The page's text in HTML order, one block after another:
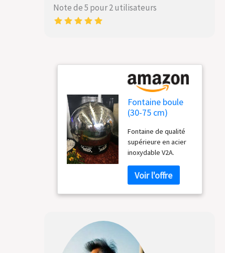
Note de 5 pour 2 utilisateurs
Fontaine boule
(30-75 cm)
inoxydable, avec
éclairage LED.
Durchmesser =
60 cm
Fontaine de qualité
supérieure en acier
inoxydable V2A.
regards dans votre
jardin, terrasse ou
salon. Avec éclairage
polyéthylène sont
inclus.